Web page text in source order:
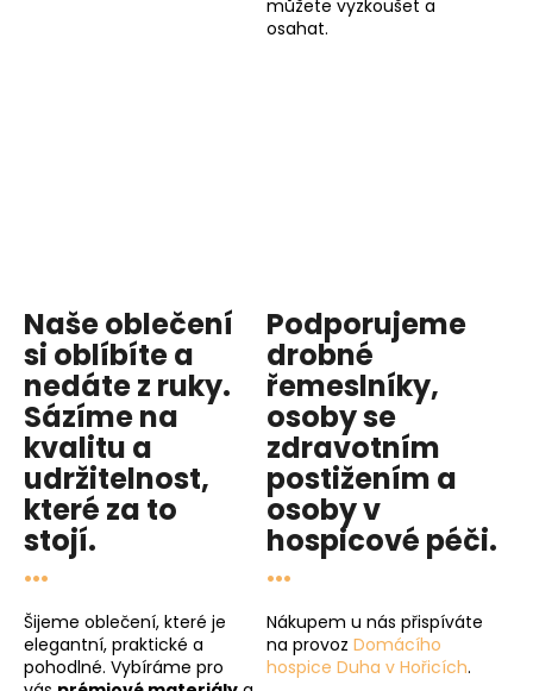
můžete vyzkoušet a
osahat.
Naše oblečení
si oblíbíte a
nedáte z ruky.
Sázíme na
kvalitu a
udržitelnost,
které za to
stojí.
...
Šijeme oblečení, které je
elegantní, praktické a
pohodlné. Vybíráme pro
Podporujeme
drobné
řemeslníky,
osoby se
zdravotním
postižením a
osoby v
hospicové péči.
...
Nákupem u nás přispíváte
na provoz Domácího
hospice Duha v Hořicích.